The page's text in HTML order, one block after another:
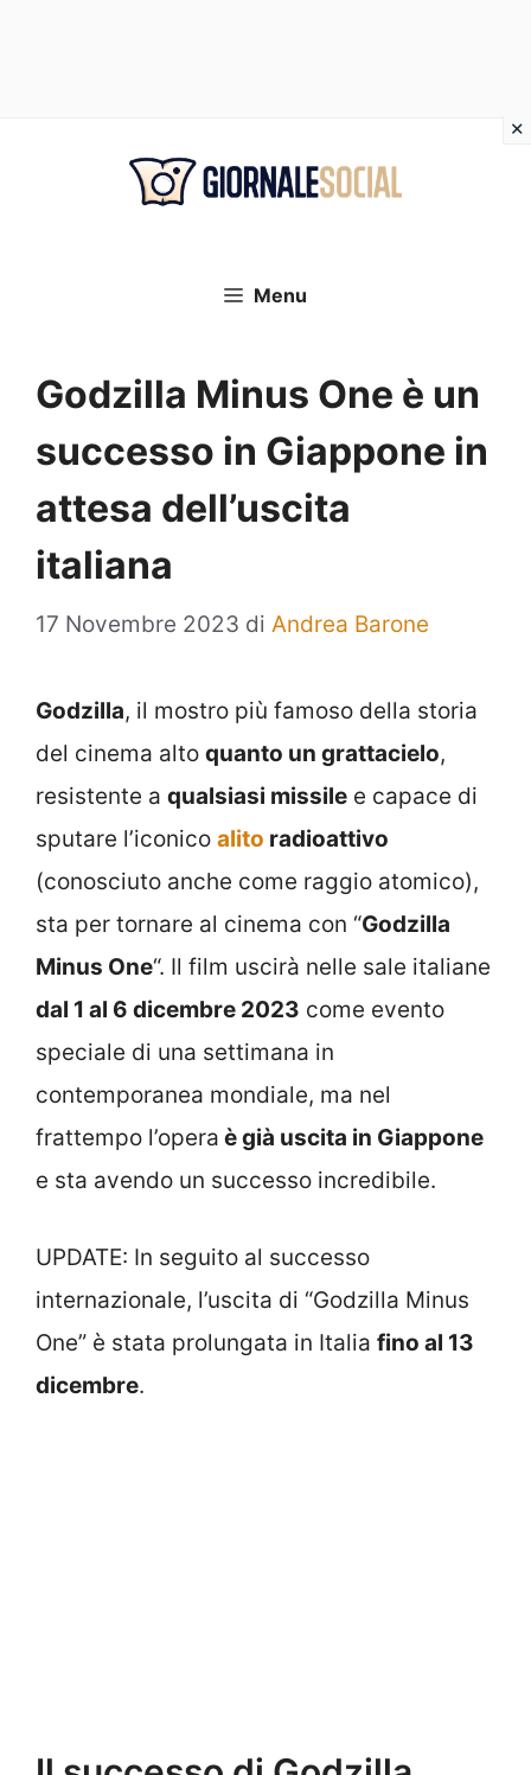
Menu
Godzilla Minus One è un
successo in Giappone in
attesa dell’uscita
italiana
17 Novembre 2023 di Andrea Barone
Godzilla, il mostro più famoso della storia
del cinema alto quanto un grattacielo,
resistente a qualsiasi missile e capace di
sputare l’iconico alito radioattivo
(conosciuto anche come raggio atomico),
sta per tornare al cinema con “Godzilla
Minus One“. Il film uscirà nelle sale italiane
dal 1 al 6 dicembre 2023 come evento
speciale di una settimana in
contemporanea mondiale, ma nel
frattempo l’opera è già uscita in Giappone
e sta avendo un successo incredibile.
UPDATE: In seguito al successo
internazionale, l’uscita di “Godzilla Minus
One” è stata prolungata in Italia fino al 13
dicembre.